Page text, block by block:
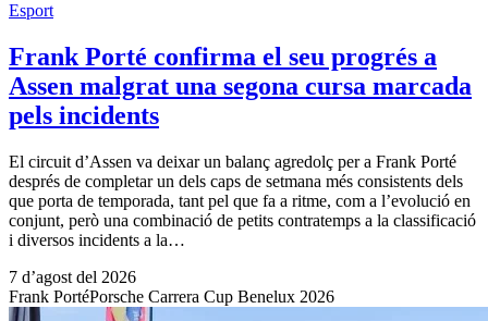
Esport
Frank Porté confirma el seu progrés a
Assen malgrat una segona cursa marcada
pels incidents
El circuit d’Assen va deixar un balanç agredolç per a Frank Porté
després de completar un dels caps de setmana més consistents dels
que porta de temporada, tant pel que fa a ritme, com a l’evolució en
conjunt, però una combinació de petits contratemps a la classificació
i diversos incidents a la…
7 d’agost del 2026
Frank PortéPorsche Carrera Cup Benelux 2026